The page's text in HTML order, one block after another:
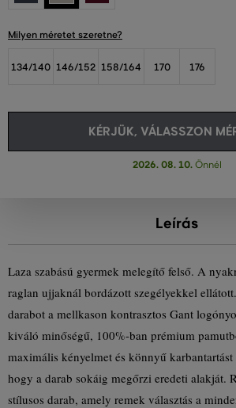
Milyen méretet szeretne?
134/140 146/152 158/164 170 176
KÉRJÜK, VÁLASSZON
2026. 08. 10.Önnél
Leírás
Laza szabású gyermek melegítő felső. A
raglan ujjaknál bordázott szegélyekkel
darabot a mellkason kontrasztos Gant
kiváló minőségű, 100%-ban prémium
maximális kényelmet és könnyű
hogy a darab sokáig megőrzi eredeti alakját.
stílusos darab, amely remek választás a